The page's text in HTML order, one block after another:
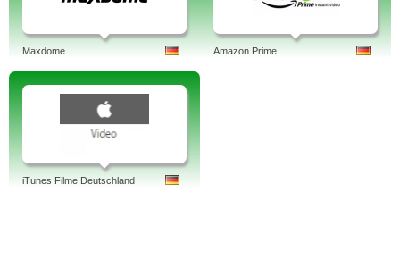
Maxdome Amazon Prime
iTunes Filme Deutschland